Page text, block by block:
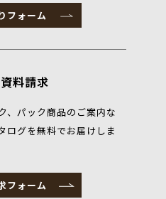
フォーム
資料請求
、パック商品のご案内な
ログを無料でお届けしま
フォーム